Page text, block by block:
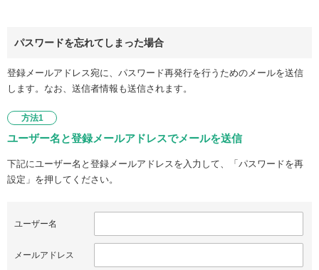
パスワードを忘れてしまった場合
登録メールアドレス宛に、パスワード再発行を行うためのメールを送信
します。なお、送信者情報も送信されます。
方法1
ユーザー名と登録メールアドレスでメールを送信
下記にユーザー名と登録メールアドレスを入力して、「パスワードを再
設定」を押してください。
ユーザー名
メールアドレス